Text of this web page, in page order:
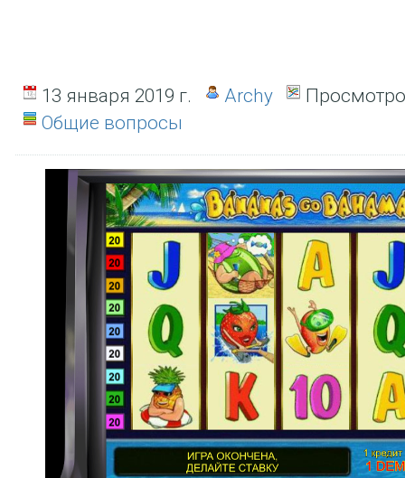
13 января 2019 г. Archy
Общие вопросы